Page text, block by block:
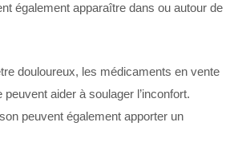
également apparaître dans ou autour de
douloureux, les médicaments en vente
aider à soulager l’inconfort.
peuvent également apporter un